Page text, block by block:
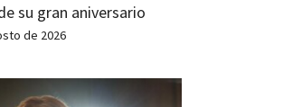
su gran aniversario
de 2026